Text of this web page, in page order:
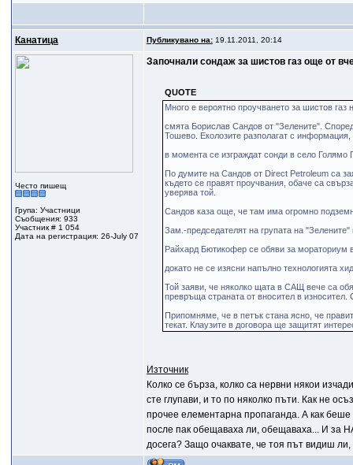
Канатица Публикувано на:19.11.2011, 20:14
Често пишещ
Група: Участници
Съобщения: 933
Участник # 1 054
Дата на регистрация: 26-July 07
Започнали сондаж за шистов газ още от
QUOTE
Много е вероятно проучването за шистов
смята Борислав Сандов от "Зелените".
Тошево. Еколозите разполагат с
в момента се изграждат сонди в село
По думите на Сандов от Direct Petroleum са
където се правят проучвания, обаче са
уверява той.
Сандов каза още, че там има огромно
Зам.-председателят на групата на
Райхард Бютикофер се обяви за мораториум
докато не се изясни напълно технологията
Той заяви, че няколко щата в САЩ вече са
превръща страната от вносител в
Припомняме, че в петък стана ясно, че
текат. Клаузите в договора ще защитят
Източник
Колко се бърза, колко са нервни някои
сте глупави, и то по няколко пъти. Как не
прочее елементарна пропаганда. А как
после пак обещаваха ли, обещаваха... И за
досега? Защо очаквате, че тоя път видиш